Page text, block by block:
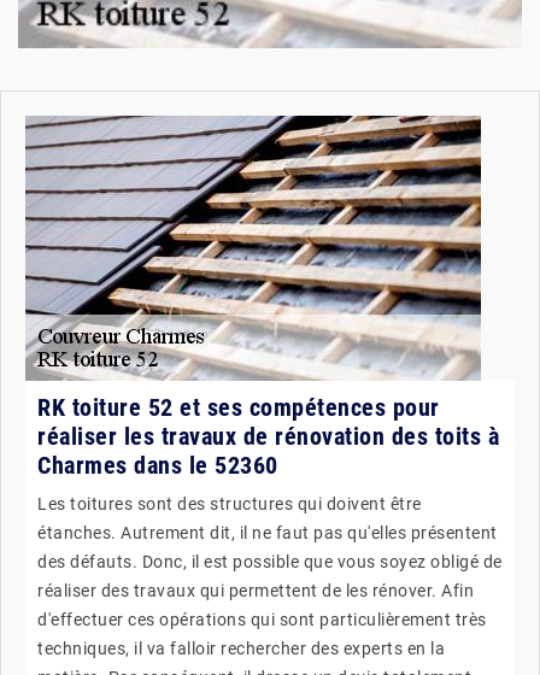
RK toiture 52 et ses compétences pour
réaliser les travaux de rénovation des toits à
Charmes dans le 52360
Les toitures sont des structures qui doivent être
étanches. Autrement dit, il ne faut pas qu'elles présentent
des défauts. Donc, il est possible que vous soyez obligé de
réaliser des travaux qui permettent de les rénover. Afin
d'effectuer ces opérations qui sont particulièrement très
techniques, il va falloir rechercher des experts en la